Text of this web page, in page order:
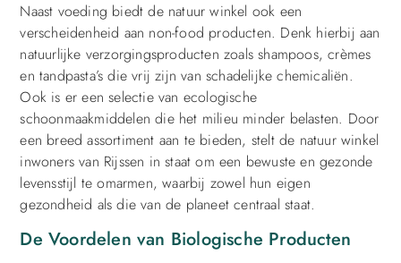
Naast voeding biedt de natuur winkel ook een
verscheidenheid aan non-food producten. Denk hierbij aan
natuurlijke verzorgingsproducten zoals shampoos, crèmes
en tandpasta’s die vrij zijn van schadelijke chemicaliën.
Ook is er een selectie van ecologische
schoonmaakmiddelen die het milieu minder belasten. Door
een breed assortiment aan te bieden, stelt de natuur winkel
inwoners van Rijssen in staat om een bewuste en gezonde
levensstijl te omarmen, waarbij zowel hun eigen
gezondheid als die van de planeet centraal staat.
De Voordelen van Biologische Producten